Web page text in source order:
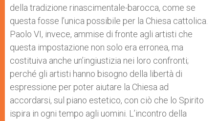
della tradizione rinascimentale-barocca, come se
questa fosse l’unica possibile per la Chiesa cattolica.
Paolo VI, invece, ammise di fronte agli artisti che
questa impostazione non solo era erronea, ma
costituiva anche un’ingiustizia nei loro confronti;
perché gli artisti hanno bisogno della libertà di
espressione per poter aiutare la Chiesa ad
accordarsi, sul piano estetico, con ciò che lo Spirito
ispira in ogni tempo agli uomini. L’incontro della